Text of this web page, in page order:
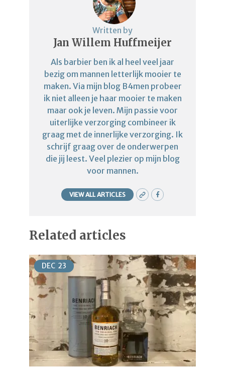
Written by
Jan Willem Huffmeijer
Als barbier ben ik al heel veel jaar
bezig om mannen letterlijk mooier te
maken. Via mijn blog B4men probeer
ik niet alleen je haar mooier te maken
maar ook je leven. Mijn passie voor
uiterlijke verzorging combineer ik
graag met de innerlijke verzorging. Ik
schrijf graag over de onderwerpen
die jij leest. Veel plezier op mijn blog
voor mannen.
VIEW ALL ARTICLES
Related articles
DEC 23